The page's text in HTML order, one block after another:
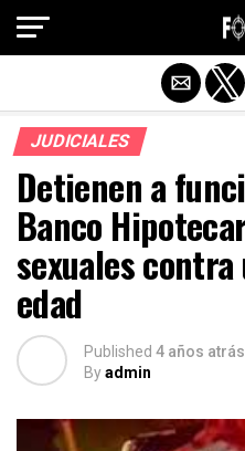
JUDICIALES
Detienen a
Banco
sexuales
edad
Published 4 años atrás
Byadmin
Salir de la